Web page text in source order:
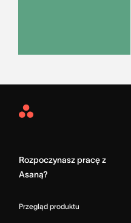
Asana
Rozpoczynasz pracę z
Asaną?
Przegląd produktu